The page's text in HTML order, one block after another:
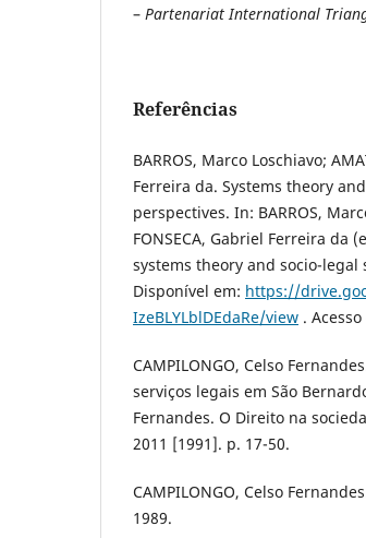
– Partenariat International
Referências
BARROS, Marco Loschiavo;
Ferreira da. Systems theory
perspectives. In: BARROS,
FONSECA, Gabriel Ferreira da
systems theory and socio-legal
Disponível em: https://
IzeBLYLblDEdaRe/view .
CAMPILONGO, Celso
serviços legais em São
Fernandes. O Direito na
2011 [1991]. p. 17-50.
CAMPILONGO, Celso
1989.